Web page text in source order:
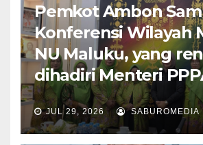
Pemkot Ambon
Konferensi Wilayah
NU Maluku, yang
dihadiri Menteri
JUL 29, 2026 SABUROMEDIA
AMBON METRO POLITIK & PEMERINTAHAN